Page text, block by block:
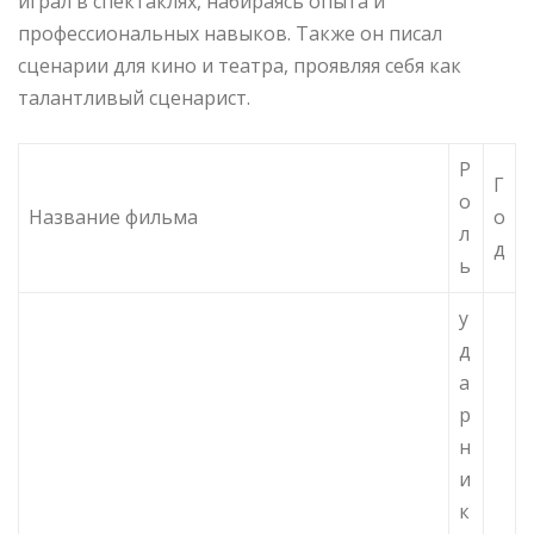
профессиональных навыков. Также он писал
сценарии для кино и театра, проявляя себя как
талантливый сценарист.
Название фильма
Р
о
л
ь
Г
о
д
у
д
а
р
н
и
к